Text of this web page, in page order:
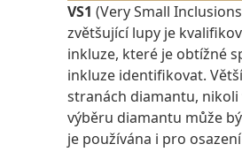
VS1 (Very Small
zvětšující lupy je
inkluze, které je obtížné
inkluze identifikovat.
stranách diamantu,
výběru diamantu může
je používána i pro